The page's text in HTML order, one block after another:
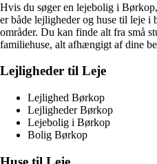
Hvis du søger en lejebolig i
er både lejligheder og huse til leje i
områder. Du kan finde alt fra små
familiehuse, alt afhængigt af dine
Lejligheder til Leje
Lejlighed Børkop
Lejligheder Børkop
Lejebolig i Børkop
Bolig Børkop